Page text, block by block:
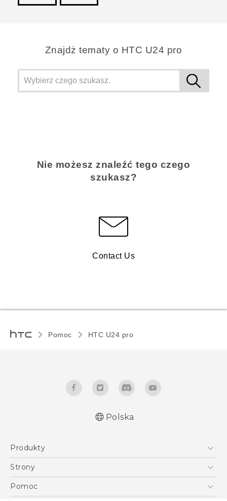
Znajdż tematy o HTC U24 pro
Nie możesz znaleźć tego czego
szukasz?
Contact Us
Pomoc HTC U24 pro‎
Instrukcje bezpieczeństwa i regulacje prawne
Polska
Produkty
Smartfony
VIVE
Strony
HTC Vive
Pomoc